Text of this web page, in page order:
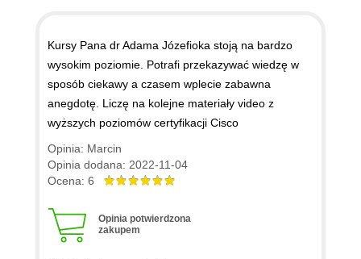
7.4. Konfiguracja enkapsulacji
PPP i połączenia dwóch
routerów
00:04:26
7.5. Konfiguracja
uwierzytelniania PAP
7.6. Konfiguracja
7.7. Technologia Frame Relay
7.8. Topologie Frame Relay
Kursy Pana dr Adama Józefioka stoją na bardzo
wysokim poziomie. Potrafi przekazywać wiedzę w
sposób ciekawy a czasem wplecie zabawna
anegdotę. Liczę na kolejne materiały video z
wyższych poziomów certyfikacji Cisco
Opinia: Marcin
Opinia dodana: 2022-11-04
Ocena: 6
Opinia potwierdzona
zakupem